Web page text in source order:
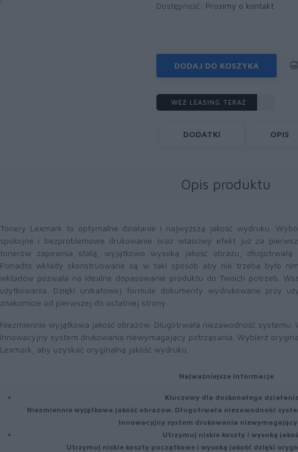
Dostępność: Prosimy o kontakt
DODAJ DO KOSZYKA
WEŹ LEASING TERAZ
DODATKI OPIS
Opis produktu
Tonery Lexmark to optymalne działanie i najwyższą jakość wydruku.
spokojne i bezproblemowe drukowanie oraz właściwy efekt już za
tonerów zapewnia stałą, wyjątkowo wysoką jakość obrazu, długotrwałą
Ponadto wkłady skonstruowane są w taki sposób aby nie trzeba było
wkładów pozwala na idealne dopasowanie produktu do Twoich potrzeb.
użytkowania. Dzięki unikatowej formule dokumenty wydrukowane przy
znakomicie od pierwszej do ostatniej strony.
Niezmiennie wyjątkowa jakość obrazów. Długotrwała niezawodność
Innowacyjny system drukowania niewymagający potrząsania. Wybierz
Lexmark, aby uzyskać oryginalną jakość wydruku.
Najważniejsze informacje
Kluczowy dla doskonałego
Niezmiennie wyjątkowa jakość obrazów. Długotrwała niezawodność
Innowacyjny system drukowania
Utrzymuj niskie koszty i wysoką
Utrzymuj niskie koszty początkowe i wysoką jakość dzięki